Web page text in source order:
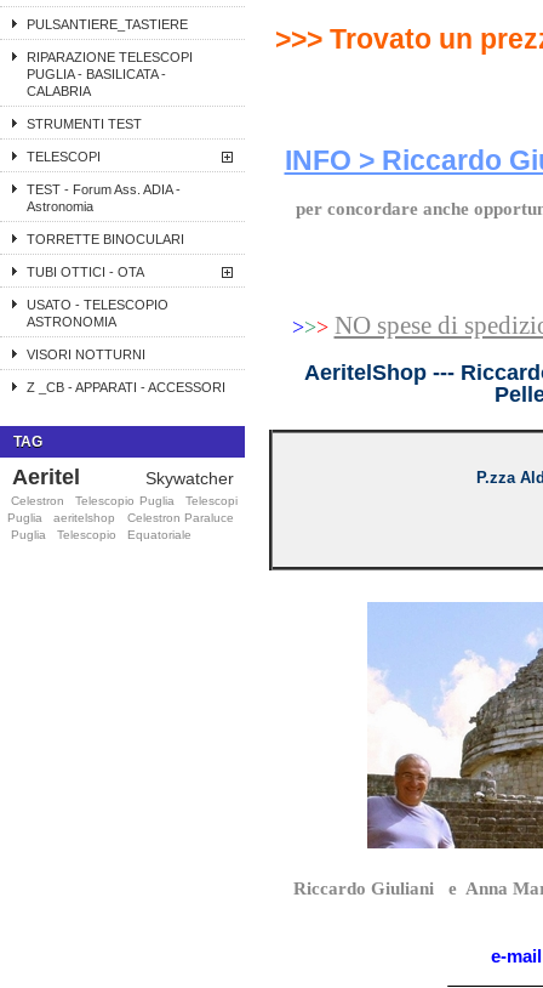
PULSANTIERE_TASTIERE
RIPARAZIONE TELESCOPI
PUGLIA - BASILICATA -
CALABRIA
STRUMENTI TEST
TELESCOPI
TEST - Forum Ass. ADIA -
Astronomia
TORRETTE BINOCULARI
TUBI OTTICI - OTA
USATO - TELESCOPIO
ASTRONOMIA
VISORI NOTTURNI
Z _CB - APPARATI - ACCESSORI
TAG
Aeritel Skywatcher
Celestron Telescopio Puglia
Telescopi
Puglia
aeritelshop
Celestron Paraluce
Puglia
Telescopio Equatoriale
>>> Trovato un
INFO > Riccardo
per concordare anche
>>> NO spese di
AeritelShop ---
P.zza
Riccardo Giuliani e Anna
e-mail